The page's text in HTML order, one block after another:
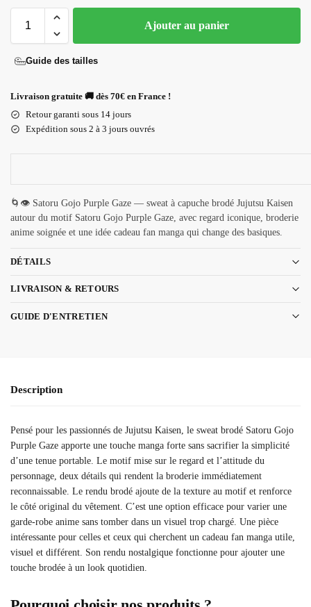
Ajouter au panier
Guide des tailles
Livraison gratuite 🚚 dès 70€ en France !
Retour garanti sous 14 jours
Expédition sous 2 à 3 jours ouvrés
🌀👁️ Satoru Gojo Purple Gaze — sweat à capuche brodé Jujutsu Kaisen
autour du motif Satoru Gojo Purple Gaze, avec regard iconique, broderie
anime soignée et une idée cadeau fan manga qui change des basiques.
DÉTAILS
LIVRAISON & RETOURS
GUIDE D'ENTRETIEN
Description
Pensé pour les passionnés de Jujutsu Kaisen, le sweat brodé Satoru Gojo
Purple Gaze apporte une touche manga forte sans sacrifier la simplicité
d’une tenue portable. Le motif mise sur le regard et l’attitude du
personnage, deux détails qui rendent la broderie immédiatement
reconnaissable. Le rendu brodé ajoute de la texture au motif et renforce
le côté original du vêtement. C’est une option efficace pour varier une
garde-robe anime sans tomber dans un visuel trop chargé. Une pièce
intéressante pour celles et ceux qui cherchent un cadeau fan manga utile,
visuel et différent. Son rendu nostalgique fonctionne pour ajouter une
touche brodée à un look quotidien.